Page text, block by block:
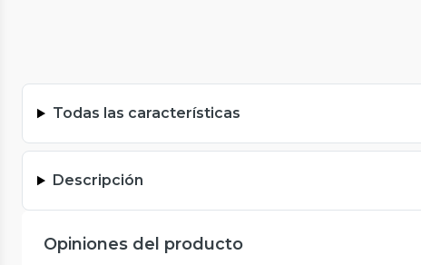
Todas las características
Descripción
Opiniones del producto